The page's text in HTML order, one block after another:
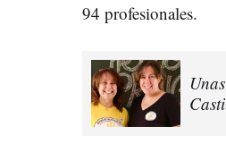
94 profesionales.